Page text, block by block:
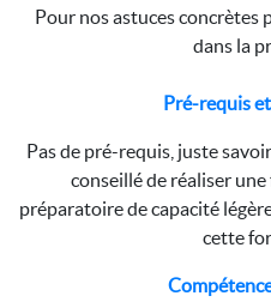
Pour nos astuces concrètes
dans la
Pré-requis
Pas de pré-requis, juste
conseillé de réaliser
préparatoire de capacité
cette